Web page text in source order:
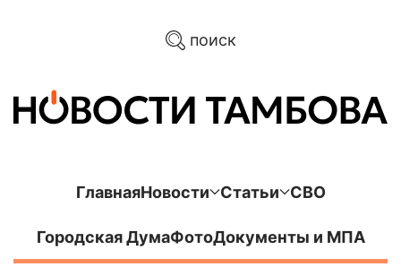
поиск
ГлавнаяНовости Статьи СВО
Городская ДумаФотоДокументы и МПА